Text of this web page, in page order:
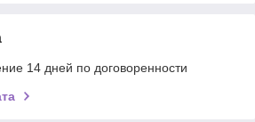
14 дней по договоренности